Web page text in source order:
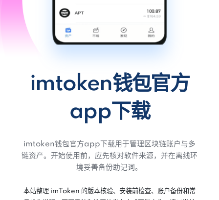
imtoken钱包官方
app下载
imtoken钱包官方app下载用于管理区块链账户与多
链资产。开始使用前，应先核对软件来源，并在离线环
境妥善备份助记词。
本站整理 imToken 的版本核验、安装前检查、账户备份和常